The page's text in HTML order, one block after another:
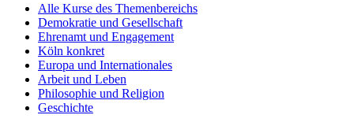
Alle Kurse des Themenbereichs
Demokratie und Gesellschaft
Ehrenamt und Engagement
Köln konkret
Europa und Internationales
Arbeit und Leben
Philosophie und Religion
Geschichte